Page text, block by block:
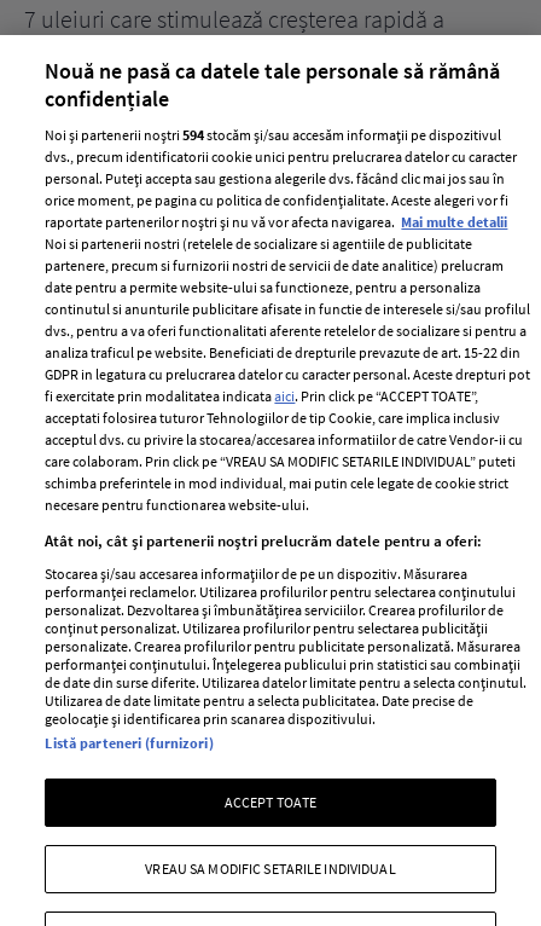
7 uleiuri care stimulează creșterea rapidă a
ELLE Style Awards
2024
Despre ELLE
Romania
Contact
Abonamente
Termeni si conditii
Politica de
confidențialitate
Politica de cookies
Publicitate
GSP
Unica
Baby
Retete
femei
Viva
Avantaje
Retete practice
Pariază responsabil! Decizia ONJN nr. 821/25.09.2025.
Jocurile de noroc sunt interzise minorilor.
Copyright © 2026 Ringier Romania SRL
Nouă ne pasă ca datele tale personale să rămână
confidențiale
Noi și partenerii noștri594stocăm și/sau accesăm informații pe dispozitivul
dvs., precum identificatorii cookie unici pentru prelucrarea datelor cu caracter
personal. Puteți accepta sau gestiona alegerile dvs. făcând clic mai jos sau în
orice moment, pe pagina cu politica de confidențialitate. Aceste alegeri vor fi
raportate partenerilor noștri și nu vă vor afecta navigarea. Mai multe detalii
Noi si partenerii nostri (retelele de socializare si agentiile de publicitate
partenere, precum si furnizorii nostri de servicii de date analitice) prelucram
date pentru a permite website-ului sa functioneze, pentru a personaliza
continutul si anunturile publicitare afisate in functie de interesele si/sau profilul
dvs., pentru a va oferi functionalitati aferente retelelor de socializare si pentru a
analiza traficul pe website. Beneficiati de drepturile prevazute de art. 15-22 din
GDPR in legatura cu prelucrarea datelor cu caracter personal. Aceste drepturi pot
fi exercitate prin modalitatea indicataaici. Prin click pe “ACCEPT TOATE”,
acceptati folosirea tuturor Tehnologiilor de tip Cookie, care implica inclusiv
acceptul dvs. cu privire la stocarea/accesarea informatiilor de catre Vendor-ii cu
care colaboram. Prin click pe “VREAU SA MODIFIC SETARILE INDIVIDUAL” puteti
schimba preferintele in mod individual, mai putin cele legate de cookie strict
necesare pentru functionarea website-ului.
Atât noi, cât și partenerii noștri prelucrăm datele pentru a oferi:
Stocarea și/sau accesarea informațiilor de pe un dispozitiv. Măsurarea
performanței reclamelor. Utilizarea profilurilor pentru selectarea conținutului
personalizat. Dezvoltarea și îmbunătățirea serviciilor. Crearea profilurilor de
conținut personalizat. Utilizarea profilurilor pentru selectarea publicității
personalizate. Crearea profilurilor pentru publicitate personalizată. Măsurarea
performanței conținutului. Înțelegerea publicului prin statistici sau combinații
de date din surse diferite. Utilizarea datelor limitate pentru a selecta conținutul.
Utilizarea de date limitate pentru a selecta publicitatea. Date precise de
geolocație și identificarea prin scanarea dispozitivului.
Listă parteneri (furnizori)
ACCEPT TOATE
VREAU SA MODIFIC SETARILE INDIVIDUAL